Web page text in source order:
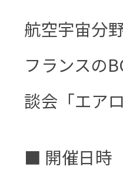
航空宇宙分
フランスの
談会「エア
■ 開催日時